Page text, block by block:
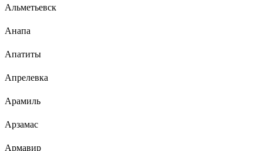
Альметьевск
Анапа
Апатиты
Апрелевка
Арамиль
Арзамас
Армавир